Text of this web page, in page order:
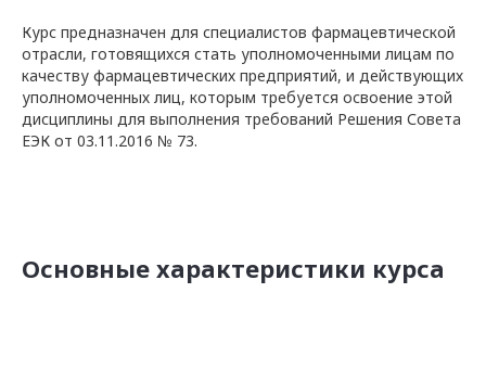
Курс предназначен для специалистов фармацевтической
отрасли, готовящихся стать уполномоченными лицам по
качеству фармацевтических предприятий, и действующих
уполномоченных лиц, которым требуется освоение этой
дисциплины для выполнения требований Решения Совета
ЕЭК от 03.11.2016 № 73.
Основные характеристики курса